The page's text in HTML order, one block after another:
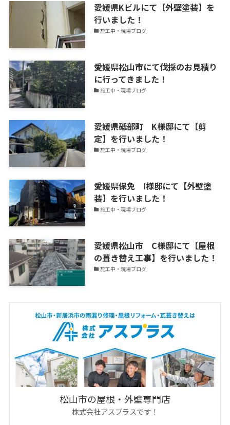
ト
ピ
ク
ス
を
更
新
中！
愛媛県Kビルにて【外壁塗装】を
行いました！
施工中・現場ブログ
愛媛県松山市にて伐採のお見積り
に行ってきました！
施工中・現場ブログ
愛媛県砥部町 K様邸にて【剪
定】を行いました！
施工中・現場ブログ
愛媛県保免 I様邸にて【外壁塗
装】を行いました！
施工中・現場ブログ
愛媛県松山市 C様邸にて【屋根
の葺き替え工事】を行いました！
施工中・現場ブログ
松山市の屋根・外壁専門店
株式会社アスプラスです！